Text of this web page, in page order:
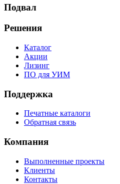
Подвал
Решения
Каталог
Акции
Лизинг
ПО для УИМ
Поддержка
Печатные каталоги
Обратная связь
Компания
Выполненные проекты
Клиенты
Контакты